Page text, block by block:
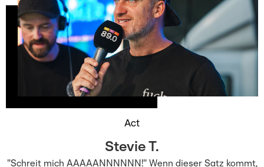
Act
Stevie T.
"Schreit mich AAAAANNNNNN!" Wenn dieser Satz kommt,